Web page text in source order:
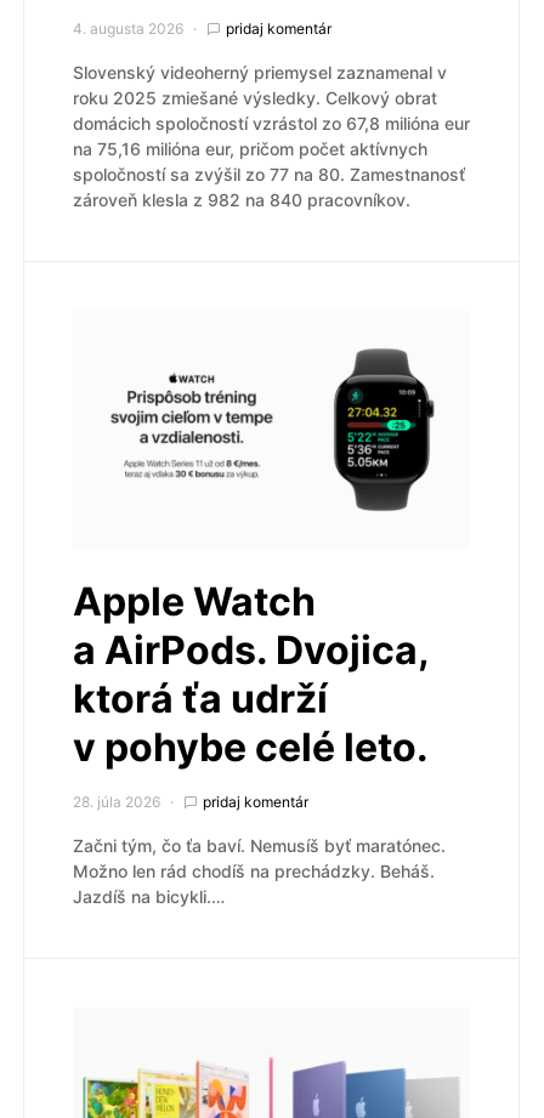
4. augusta 2026 pridaj komentár
Slovenský videoherný priemysel zaznamenal v
roku 2025 zmiešané výsledky. Celkový obrat
domácich spoločností vzrástol zo 67,8 milióna eur
na 75,16 milióna eur, pričom počet aktívnych
spoločností sa zvýšil zo 77 na 80. Zamestnanosť
zároveň klesla z 982 na 840 pracovníkov.
Apple Watch
a AirPods. Dvojica,
ktorá ťa udrží
v pohybe celé leto.
28. júla 2026 pridaj komentár
Začni tým, čo ťa baví. Nemusíš byť maratónec.
Možno len rád chodíš na prechádzky. Beháš.
Jazdíš na bicykli.…